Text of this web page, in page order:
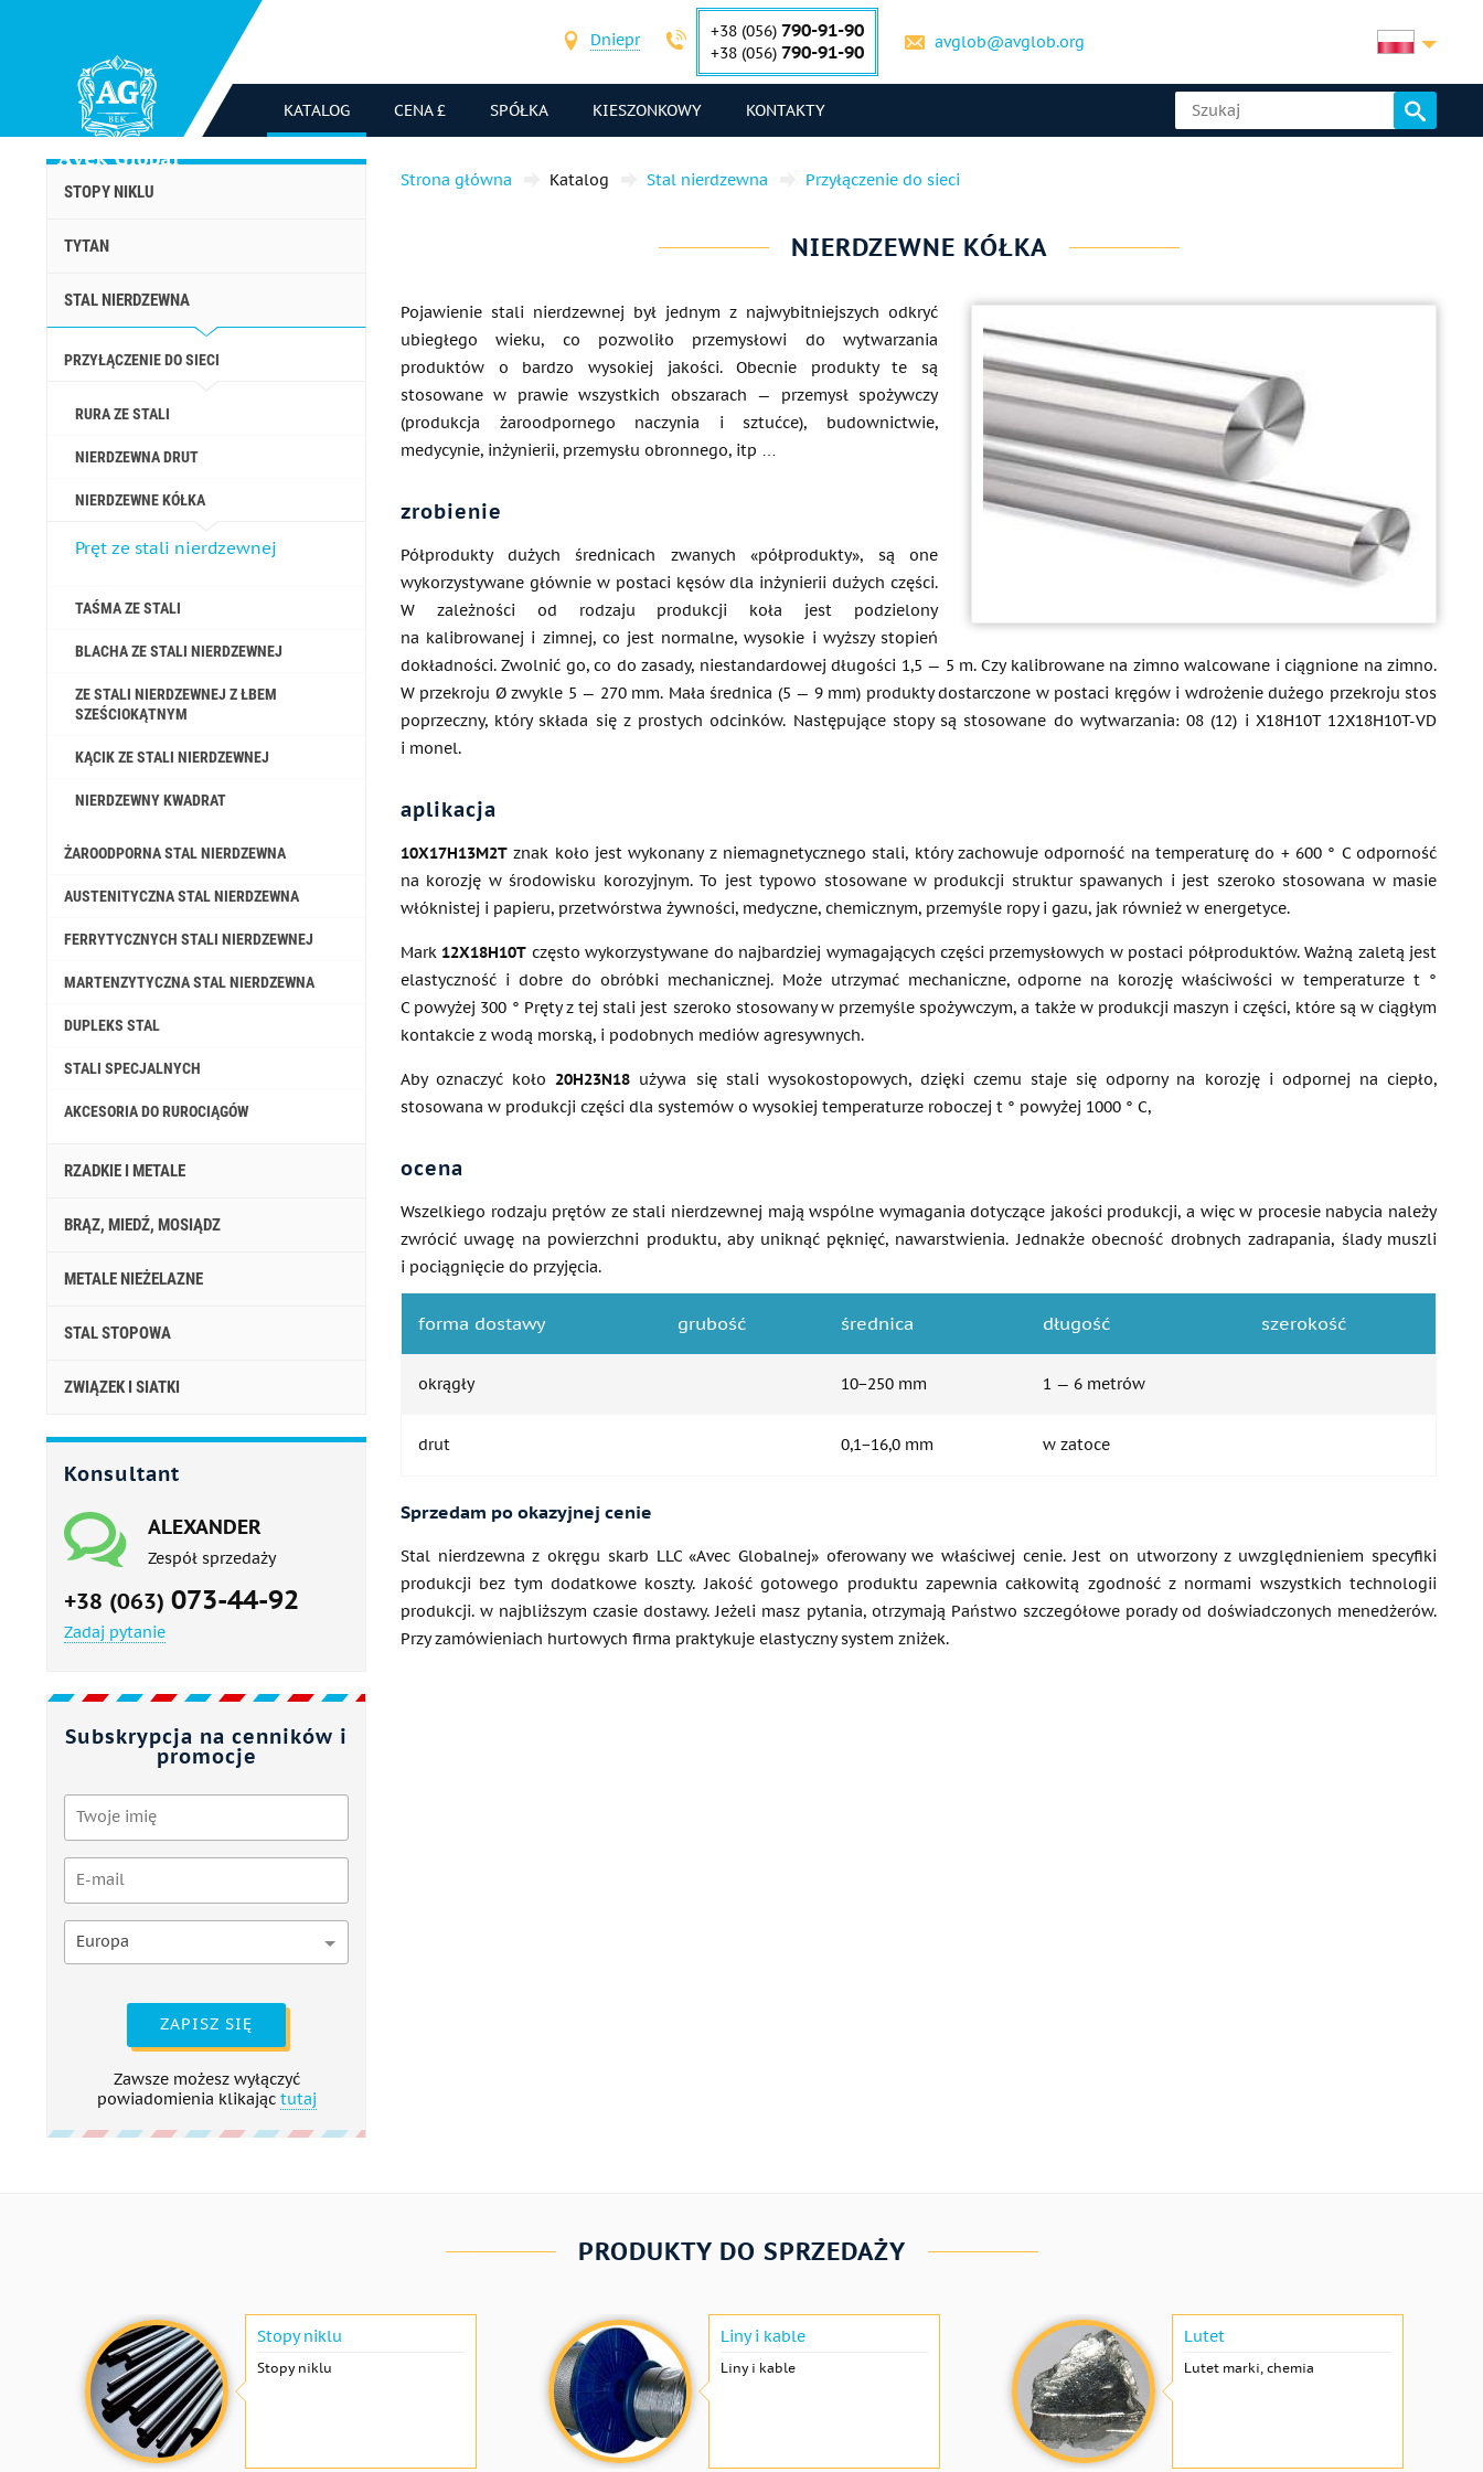
Dniepr +38 (056) 790-91-90
+38 (056) 790-91-90 avglob@avglob.org
KATALOG CENA £ SPÓŁKA KIESZONKOWY KONTAKTY
STOPY NIKLU
TYTAN
STAL NIERDZEWNA
PRZYŁĄCZENIE DO SIECI
RURA ZE STALI
NIERDZEWNA DRUT
NIERDZEWNE KÓŁKA
Pręt ze stali nierdzewnej
TAŚMA ZE STALI
BLACHA ZE STALI NIERDZEWNEJ
ZE STALI NIERDZEWNEJ Z ŁBEM
SZEŚCIOKĄTNYM
KĄCIK ZE STALI NIERDZEWNEJ
NIERDZEWNY KWADRAT
ŻAROODPORNA STAL NIERDZEWNA
AUSTENITYCZNA STAL NIERDZEWNA
FERRYTYCZNYCH STALI NIERDZEWNEJ
MARTENZYTYCZNA STAL NIERDZEWNA
DUPLEKS STAL
STALI SPECJALNYCH
AKCESORIA DO RUROCIĄGÓW
RZADKIE I METALE
BRĄZ, MIEDŹ, MOSIĄDZ
METALE NIEŻELAZNE
STAL STOPOWA
ZWIĄZEK I SIATKI
Konsultant
ALEXANDER
Zespół sprzedaży
+38 (063) 073-44-92
Zadaj pytanie
Subskrypcja na cenników i
promocje
Europa
ZAPISZ SIĘ
Zawsze możesz wyłączyć
powiadomienia klikając tutaj
Strona główna Katalog Stal nierdzewna Przyłączenie do sieci
NIERDZEWNE KÓŁKA
Pojawienie stali nierdzewnej był jednym z najwybitniejszych odkryć
ubiegłego wieku, co pozwoliło przemysłowi do wytwarzania
produktów o bardzo wysokiej jakości. Obecnie produkty te są
stosowane w prawie wszystkich obszarach — przemysł spożywczy
(produkcja żaroodpornego naczynia i sztućce), budownictwie,
medycynie, inżynierii, przemysłu obronnego, itp …
zrobienie
Półprodukty dużych średnicach zwanych «półprodukty», są one
wykorzystywane głównie w postaci kęsów dla inżynierii dużych części.
W zależności od rodzaju produkcji koła jest podzielony
na kalibrowanej i zimnej, co jest normalne, wysokie i wyższy stopień
dokładności. Zwolnić go, co do zasady, niestandardowej długości 1,5 — 5 m. Czy kalibrowane na zimno walcowane i ciągnione na zimno.
W przekroju Ø zwykle 5 — 270 mm. Mała średnica (5 — 9 mm) produkty dostarczone w postaci kręgów i wdrożenie dużego przekroju stos
poprzeczny, który składa się z prostych odcinków. Następujące stopy są stosowane do wytwarzania: 08 (12) i X18H10T 12X18H10T-VD
i monel.
aplikacja
10X17H13M2T znak koło jest wykonany z niemagnetycznego stali, który zachowuje odporność na temperaturę do + 600 ° C odporność
na korozję w środowisku korozyjnym. To jest typowo stosowane w produkcji struktur spawanych i jest szeroko stosowana w masie
włóknistej i papieru, przetwórstwa żywności, medyczne, chemicznym, przemyśle ropy i gazu, jak również w energetyce.
Mark 12X18H10T często wykorzystywane do najbardziej wymagających części przemysłowych w postaci półproduktów. Ważną zaletą jest
elastyczność i dobre do obróbki mechanicznej. Może utrzymać mechaniczne, odporne na korozję właściwości w temperaturze t °
C powyżej 300 ° Pręty z tej stali jest szeroko stosowany w przemyśle spożywczym, a także w produkcji maszyn i części, które są w ciągłym
kontakcie z wodą morską, i podobnych mediów agresywnych.
Aby oznaczyć koło20H23N18 używa się stali wysokostopowych, dzięki czemu staje się odporny na korozję i odpornej na ciepło,
stosowana w produkcji części dla systemów o wysokiej temperaturze roboczej t ° powyżej 1000 ° C,
ocena
Wszelkiego rodzaju prętów ze stali nierdzewnej mają wspólne wymagania dotyczące jakości produkcji, a więc w procesie nabycia należy
zwrócić uwagę na powierzchni produktu, aby uniknąć pęknięć, nawarstwienia. Jednakże obecność drobnych zadrapania, ślady muszli
i pociągnięcie do przyjęcia.
forma dostawy grubość średnica długość szerokość
okrągły 10−250 mm 1 — 6 metrów
drut 0,1−16,0 mm w zatoce
Sprzedam po okazyjnej cenie
Stal nierdzewna z okręgu skarb LLC «Avec Globalnej» oferowany we właściwej cenie. Jest on utworzony z uwzględnieniem specyfiki
produkcji bez tym dodatkowe koszty. Jakość gotowego produktu zapewnia całkowitą zgodność z normami wszystkich technologii
produkcji. w najbliższym czasie dostawy. Jeżeli masz pytania, otrzymają Państwo szczegółowe porady od doświadczonych menedżerów.
Przy zamówieniach hurtowych firma praktykuje elastyczny system zniżek.
PRODUKTY DO SPRZEDAŻY
Stopy niklu
Stopy niklu
Liny i kable
Liny i kable
Lutet
Lutet marki, chemia